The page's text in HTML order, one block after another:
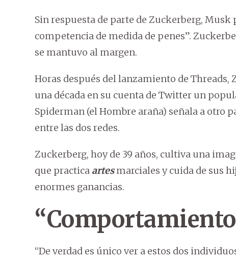
Sin respuesta de parte de Zuckerberg,
competencia de medida de penes”.
se mantuvo al margen.
Horas después del lanzamiento de
una década en su cuenta de Twitter un
Spiderman (el Hombre araña) señala a otro
entre las dos redes.
Zuckerberg, hoy de 39 años, cultiva una
que practica artesmarciales y cuida de sus
enormes ganancias.
“De verdad es único ver a estos dos